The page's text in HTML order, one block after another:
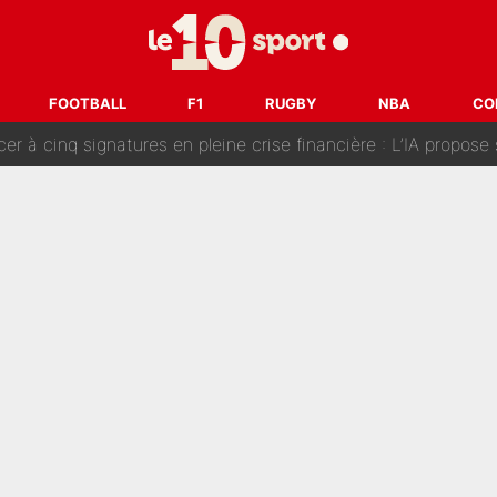
FOOTBALL F1 RUGBY NBA
sur CNews, un ancien journaliste de France Télévisions relance la
Pogacar : Le transfert qui effraie le peloton, «c’est la
signatures en pleine crise financière : L’IA propose sept noms à l’OM